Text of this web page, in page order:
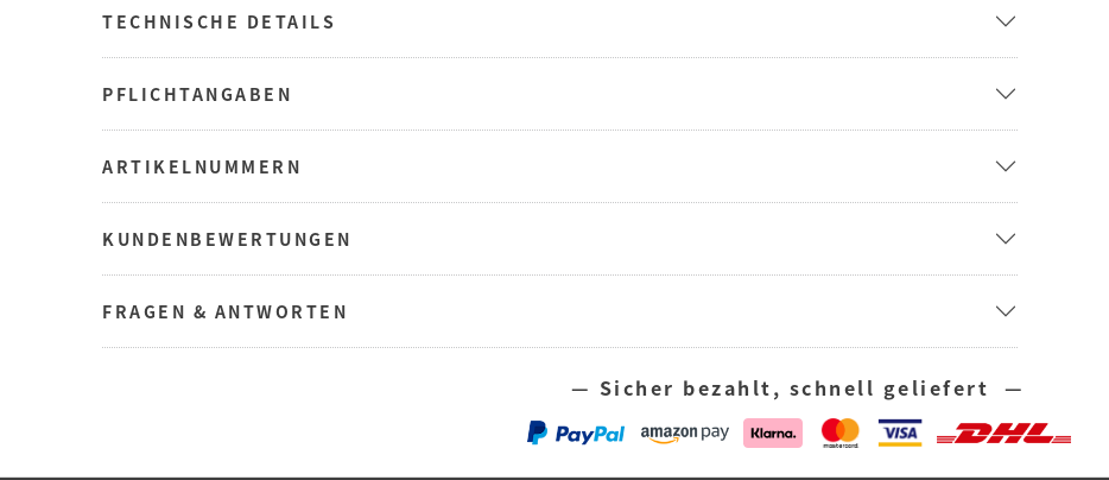
TECHNISCHE DETAILS
PFLICHTANGABEN
ARTIKELNUMMERN
KUNDENBEWERTUNGEN
FRAGEN & ANTWORTEN
— Sicher bezahlt, schnell geliefert —